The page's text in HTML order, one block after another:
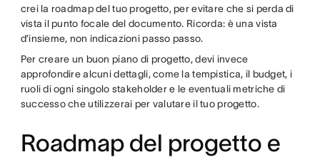
crei la roadmap del tuo progetto, per evitare che si perda di
vista il punto focale del documento. Ricorda: è una vista
d’insieme, non indicazioni passo passo.
Per creare un buon piano di progetto, devi invece
approfondire alcuni dettagli, come la tempistica, il budget, i
ruoli di ogni singolo stakeholder e le eventuali metriche di
successo che utilizzerai per valutare il tuo progetto.
Roadmap del progetto e